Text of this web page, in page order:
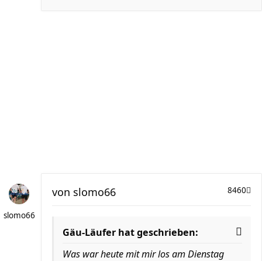
slomo66
8460
von slomo66
Gäu-Läufer hat geschrieben:
Was war heute mit mir los am Dienstag